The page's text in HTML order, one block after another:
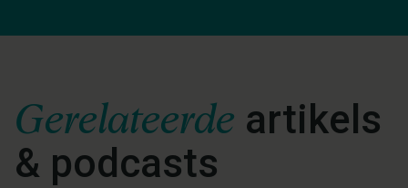
Gerelateerde artikels
& podcasts